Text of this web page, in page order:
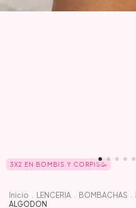
3X2 EN BOMBIS Y CORPIS🥳
Inicio . LENCERIA . BOMBACHAS .
ALGODON